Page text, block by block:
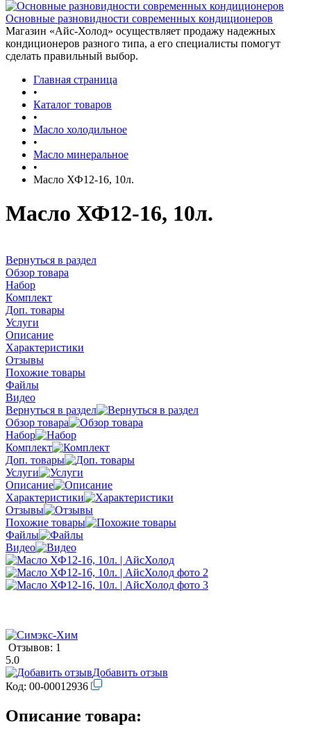
Основные разновидности современных кондиционеров
Магазин «Айс-Холод» осуществляет продажу надежных
кондиционеров разного типа, а его специалисты помогут
сделать правильный выбор.
Главная страница
•
Каталог товаров
•
Масло холодильное
•
Масло минеральное
•
Масло ХФ12-16, 10л.
Масло ХФ12-16, 10л.
Вернуться в раздел
Обзор товара
Набор
Комплект
Доп. товары
Услуги
Описание
Характеристики
Отзывы
Похожие товары
Файлы
Видео
Вернуться в раздел
Обзор товара
Набор
Комплект
Доп. товары
Услуги
Описание
Характеристики
Отзывы
Похожие товары
Файлы
Видео
Отзывов: 1
5.0
Добавить отзыв
Код: 00-00012936
Описание товара: